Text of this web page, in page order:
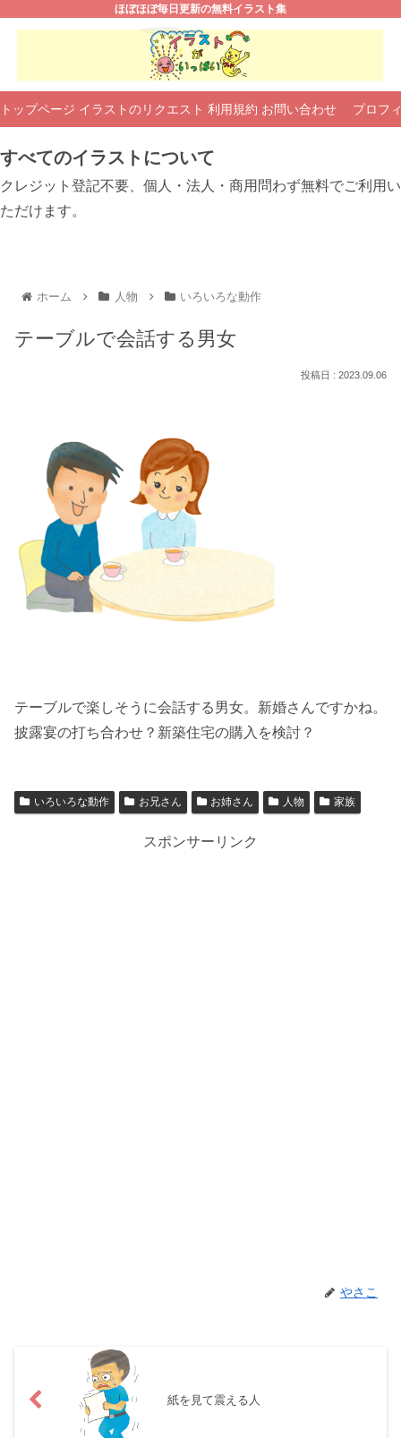
ほぼほぼ毎日更新の無料イラスト集
トップページ イラストのリクエスト 利用規約 お問い合わせ プロフ
すべてのイラストについて
クレジット登記不要、個人・法人・商用問わず無料でご利用い
ただけます。
ホーム 人物 いろいろな動作
テーブルで会話する男女
2023.09.06
テーブルで楽しそうに会話する男女。新婚さんですかね。
披露宴の打ち合わせ？新築住宅の購入を検討？
いろいろな動作 お兄さん お姉さん 人物 家族
スポンサーリンク
やさこ
紙を見て震える人